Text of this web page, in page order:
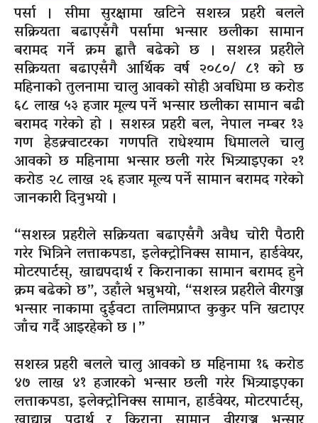
पर्सा । सीमा सुरक्षामा खटिने सशस्त्र प्रहरी बलले
सक्रियता बढाएसँगै पर्सामा भन्सार छलीका सामान
बरामद गर्ने क्रम ह्वात्तै बढेको छ । सशस्त्र प्रहरीले
सक्रियता बढाएसँगै आर्थिक वर्ष २०८०/ ८१ को छ
महिनाको तुलनामा चालु आवको सोही अवधिमा छ करोड
६८ लाख ५३ हजार मूल्य पर्ने भन्सार छलीका सामान बढी
बरामद गरेको हो । सशस्त्र प्रहरी बल, नेपाल नम्बर १३
गण हेडक्र्वाटरका गणपति राधेश्याम धिमालले चालु
आवको छ महिनामा भन्सार छली गरेर भित्र्याइएका २१
करोड २८ लाख २६ हजार मूल्य पर्ने सामान बरामद गरेको
जानकारी दिनुभयो ।
“सशस्त्र प्रहरीले सक्रियता बढाएसँगै अवैध चोरी पैठारी
गरेर भित्रिने लत्ताकपडा, इलेक्ट्रोनिक्स सामान, हार्डवेयर,
मोटरपार्टस्, खाद्यपदार्थ र किरानाका सामान बरामद हुने
क्रम बढेको छ”, उहाँले भन्नुभयो, “सशस्त्र प्रहरीले वीरगञ्ज
भन्सार नाकामा दुईवटा तालिमप्राप्त कुकुर पनि खटाएर
जाँच गर्दै आइरहेको छ ।”
सशस्त्र प्रहरी बलले चालु आवको छ महिनामा १६ करोड
४७ लाख ४१ हजारको भन्सार छली गरेर भित्र्याइएका
लत्ताकपडा, इलेक्ट्रोनिक्स सामान, हार्डवेयर, मोटरपार्टस्,